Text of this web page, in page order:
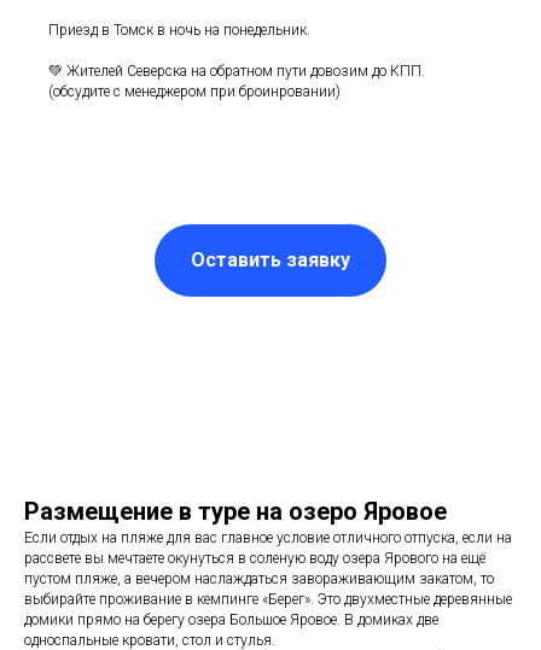
Приезд в Томск в ночь на понедельник.
💚 Жителей Северска на обратном пути довозим до КПП.
(обсудите с менеджером при броинровании)
Оставить заявку
Размещение в туре на озеро Яровое
Если отдых на пляже для вас главное условие отличного отпуска, если на
рассвете вы мечтаете окунуться в соленую воду озера Ярового на ещё
пустом пляже, а вечером наслаждаться завораживающим закатом, то
выбирайте проживание в кемпинге «Берег». Это двухместные деревянные
домики прямо на берегу озера Большое Яровое. В домиках две
односпальные кровати, стол и стулья.